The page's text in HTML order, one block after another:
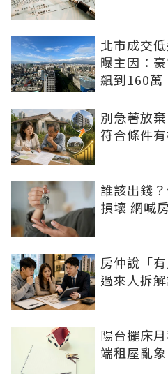
北市成交
曝主因：
飆到160萬
別急著放
符合條件
誰該出錢
損壞 網喊
房仲說「
過來人拆
陽台擺床
端租屋亂